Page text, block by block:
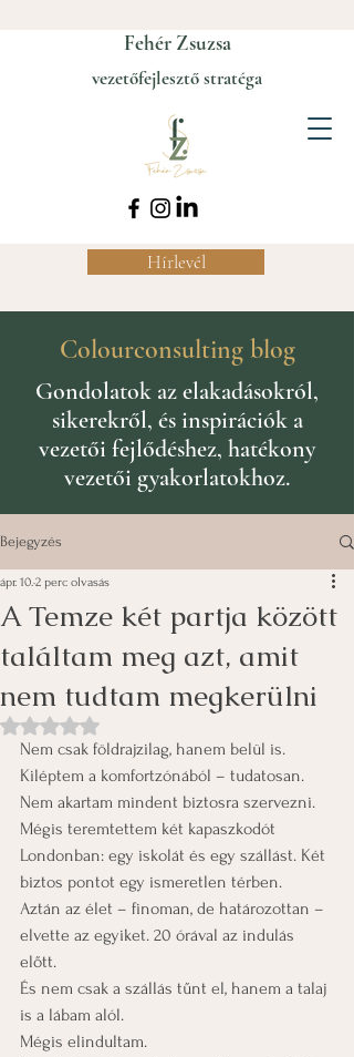
Fehér Zsuzsa
vezetőfejlesztő stratéga
Hírlevél
Colourconsulting blog
Gondolatok az elakadásokról,
sikerekről, és inspirációk a
vezetői fejlődéshez, hatékony
vezetői gyakorlatokhoz.
Bejegyzés
A Temze két partja között
találtam meg azt, amit
nem tudtam megkerülni
ápr. 10.2 perc olvasás
NaN csillagot kapott az 5-ből.
Nem csak földrajzilag, hanem belül is.
Kiléptem a komfortzónából – tudatosan.
Nem akartam mindent biztosra szervezni.
Mégis teremtettem két kapaszkodót
Londonban: egy iskolát és egy szállást. Két
biztos pontot egy ismeretlen térben.
Aztán az élet – finoman, de határozottan –
elvette az egyiket. 20 órával az indulás
előtt.
És nem csak a szállás tűnt el, hanem a talaj
is a lábam alól.
Mégis elindultam.